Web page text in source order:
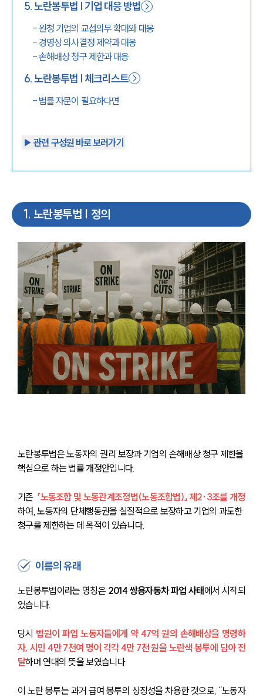
5.노란봉투법 | 기업 대응 방법
- 원청 기업의 교섭의무 확대와 대응
- 경영상 의사결정 제약과 대응
-손해배상 청구 제한과 대응
6.노란봉투법 | 체크리스트
- 법률 자문이 필요하다면
▶︎ 관련 구성원 바로 보러가기
1. 노란봉투법 | 정의
노란봉투법은 노동자의 권리 보장과 기업의 손해배상 청구 제한을
핵심으로 하는 법률 개정안입니다.
기존 「노동조합 및 노동관계조정법(노동조합법)」 제2·3조를 개정
하여, 노동자의 단체행동권을 실질적으로 보장하고 기업의 과도한
청구를 제한하는 데 목적이 있습니다.
이름의 유래
노란봉투법이라는 명칭은 2014 쌍용자동차 파업 사태에서 시작되
었습니다.
당시 법원이 파업 노동자들에게 약 47억 원의 손해배상을 명령하
자, 시민 4만 7천여 명이 각각 4만 7천 원을 노란색 봉투에 담아 전
달하며 연대의 뜻을 보였습니다.
이 노란 봉투는 과거 급여 봉투의 상징성을 차용한 것으로, “노동자